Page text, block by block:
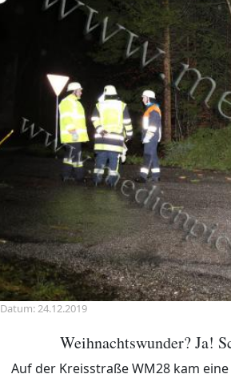
Datum: 24.12.2019
Weihnachtswunder? Ja!
Auf der Kreisstraße WM28 kam